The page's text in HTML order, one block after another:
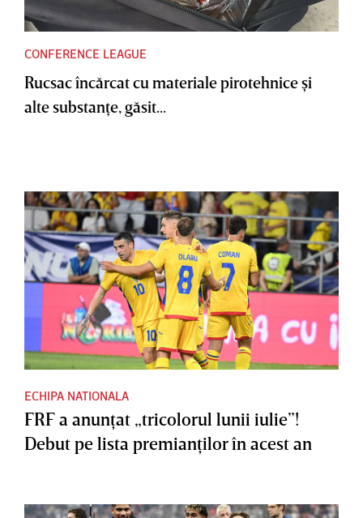
CONFERENCE LEAGUE
Rucsac încărcat cu materiale pirotehnice şi
alte substanţe, găsit...
ECHIPA NATIONALA
FRF a anunţat „tricolorul lunii iulie”!
Debut pe lista premianţilor în acest an